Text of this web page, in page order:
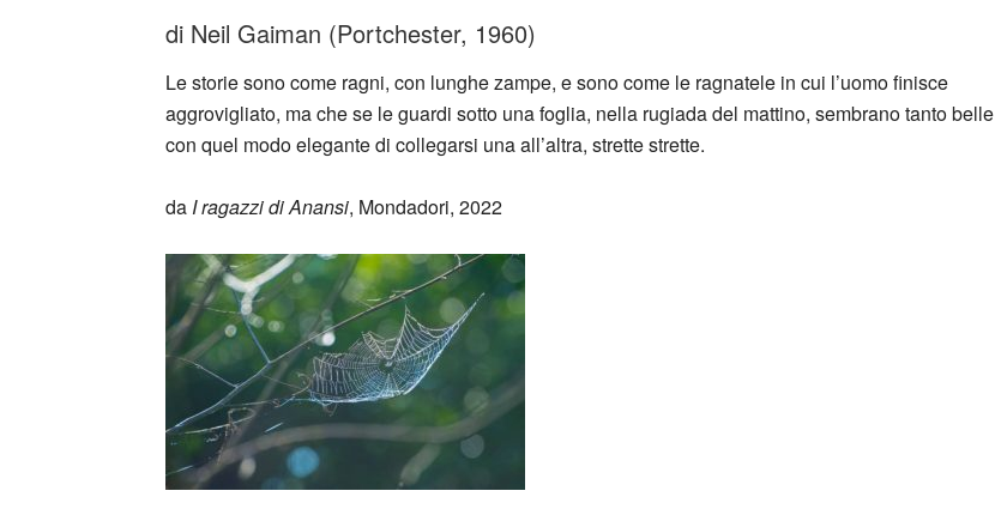
di Neil Gaiman (Portchester, 1960)
Le storie sono come ragni, con lunghe zampe, e sono come le ragnatele in cui l’uomo finisce
aggrovigliato, ma che se le guardi sotto una foglia, nella rugiada del mattino, sembrano tanto belle
con quel modo elegante di collegarsi una all’altra, strette strette.
da I ragazzi di Anansi, Mondadori, 2022